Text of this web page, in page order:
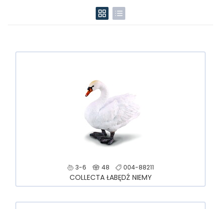
3-6 48 004-88211
COLLECTA ŁABĘDŹ NIEMY